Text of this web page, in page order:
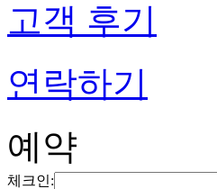
고객 후기
연락하기
예약
체크인: